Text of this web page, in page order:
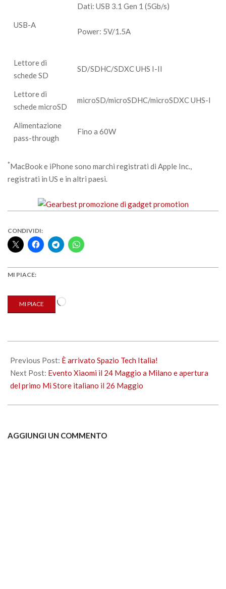
USB-A
Dati: USB 3.1 Gen 1 (5Gb/s)
Power: 5V/1.5A
Lettore di
schede SD
SD/SDHC/SDXC UHS I-II
Lettore di
schede microSD
microSD/microSDHC/microSDXC UHS-I
Alimentazione
pass-through
Fino a 60W
*MacBook e iPhone sono marchi registrati di Apple Inc.,
registrati in US e in altri paesi.
CONDIVIDI:
MI PIACE:
MI PIACE
Caricamento
05-
22
Previous Post: È arrivato Spazio Tech Italia!
Next Post: Evento Xiaomi il 24 Maggio a Milano e apertura
del primo Mi Store italiano il 26 Maggio
AGGIUNGI UN COMMENTO